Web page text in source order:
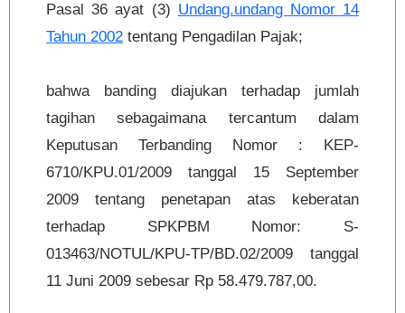
Pasal 36 ayat (3) Undang.undang Nomor 14
Tahun 2002 tentang Pengadilan Pajak;
bahwa banding diajukan terhadap jumlah
tagihan sebagaimana tercantum dalam
Keputusan Terbanding Nomor : KEP-
6710/KPU.01/2009 tanggal 15 September
2009 tentang penetapan atas keberatan
terhadap SPKPBM Nomor: S-
013463/NOTUL/KPU-TP/BD.02/2009 tanggal
11 Juni 2009 sebesar Rp 58.479.787,00.